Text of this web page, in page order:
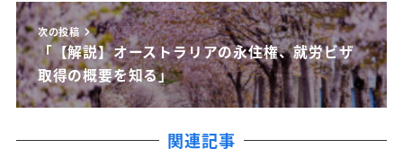
次の投稿
「【解説】オーストラリアの永住権、就労ビザ
取得の概要を知る」
関連記事